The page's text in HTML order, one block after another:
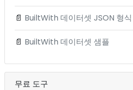
📄 BuiltWith 데이터셋 JSON 형식
📄 BuiltWith 데이터셋 샘플
무료 도구